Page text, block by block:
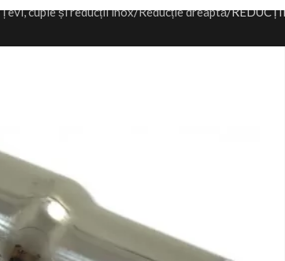
Țevi, cuple și reducții inox Reducție dreaptă